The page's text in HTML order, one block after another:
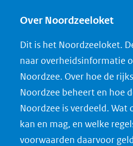
e
o
p
F
a
c
e
b
e
o
p
L
i
n
k
e
e
o
p
X
(opent
in
nieuw
venster)
n
o
a
d
P
D
F
Over Noordzeeloket
Dit is het Noordzeeloket.
naar overheidsinformatie
Noordzee. Over hoe de
Noordzee beheert en hoe
Noordzee is verdeeld. Wat
kan en mag, en welke
voorwaarden daarvoor